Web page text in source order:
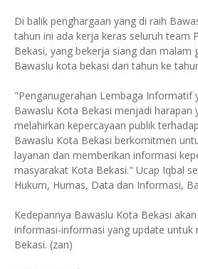
Di balik penghargaan yang di raih
tahun ini ada kerja keras seluruh team
Bekasi, yang bekerja siang dan malam
Bawaslu kota bekasi dari tahun ke
"Penganugerahan Lembaga Informatif
Bawaslu Kota Bekasi menjadi harapan
melahirkan kepercayaan publik
Bawaslu Kota Bekasi berkomitmen
layanan dan memberikan informasi
masyarakat Kota Bekasi." Ucap Iqbal
Hukum, Humas, Data dan Informasi,
Kedepannya Bawaslu Kota Bekasi
informasi-informasi yang update untuk
Bekasi. (zan)